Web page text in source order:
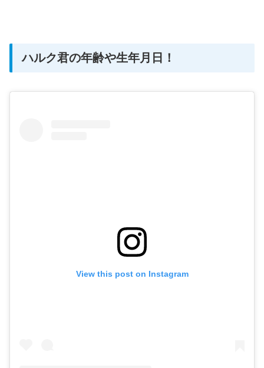
ハルク君の年齢や生年月日！
View this post on Instagram